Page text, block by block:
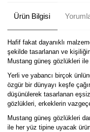
Ürün Bilgisi
Hafif fakat dayanıklı
şekilde tasarlanan ve
Mustang güneş gözlükleri ile
Yerli ve yabancı birçok
özgür bir dünyayı keşfe
düşünülerek tasarlanan
gözlükleri, erkeklerin
Mustang güneş gözlükleri
ile her yüz tipine uyacak